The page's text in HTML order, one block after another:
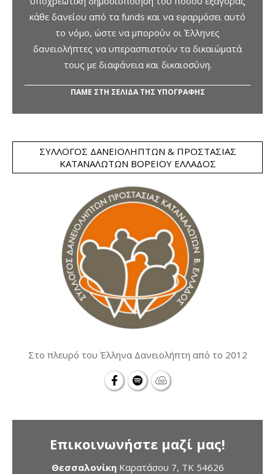
κάθε δανείου από τα funds και να εφαρμόσει αυτό
το νόμο, ώστε να μπορούν οι Έλληνες
δανειολήπτες να υπερασπιστούν τα δικαιώματά
τους με διαφάνεια και δικαιοσύνη.
ΠΑΜΕ ΣΤΗ ΣΕΛΙΔΑ ΤΗΣ ΥΠΟΓΡΑΦΗΣ
ΣΎΛΛΟΓΟΣ ΔΑΝΕΙΟΛΗΠΤΏΝ & ΠΡΟΣΤΑΣΊΑΣ
ΚΑΤΑΝΑΛΩΤΏΝ ΒΟΡΕΊΟΥ ΕΛΛΆΔΟΣ
Στο πλευρό του Έλληνα Δανειολήπτη από το 2012
Επικοινωνήστε μαζί μας!
ΘεσσαλονίκηΚαρατάσου 7, TK 54626